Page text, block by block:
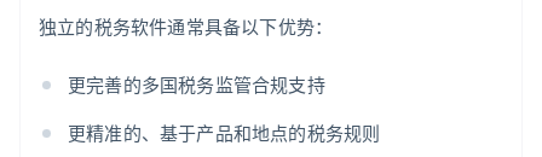
独立的税务软件通常具备以下优势：
更完善的多国税务监管合规支持
更精准的、基于产品和地点的税务规则